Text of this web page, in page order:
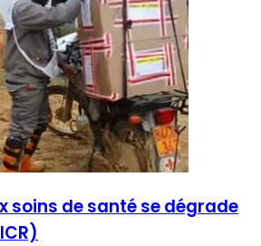
soins de santé se dégrade